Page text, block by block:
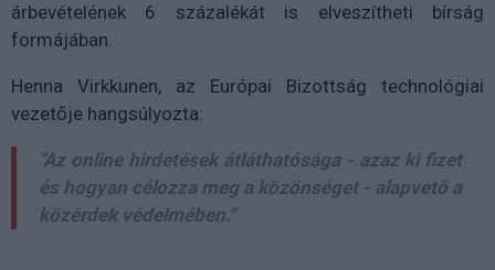
árbevételének 6 százalékát is elveszítheti bírság
formájában.
Henna Virkkunen, az Európai Bizottság technológiai
vezetője hangsúlyozta:
"Az online hirdetések átláthatósága - azaz ki fizet
és hogyan célozza meg a közönséget - alapvető a
közérdek védelmében."